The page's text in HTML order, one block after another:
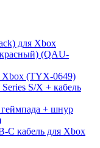
для Xbox
(QAU-
Xbox (TYX-0649)
S/X + кабель
геймпада + шнур
C кабель для Xbox